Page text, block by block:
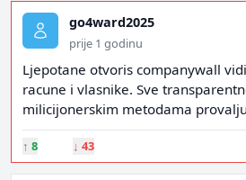
go4ward2025
prije 1 godinu
Ljepotane otvoris companywall
racune i vlasnike. Sve
milicijonerskim metodama
↑ 8 ↓ 43